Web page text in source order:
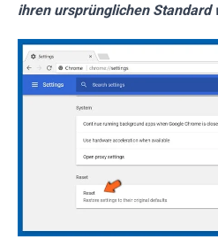
ihren ursprünglichen Standard